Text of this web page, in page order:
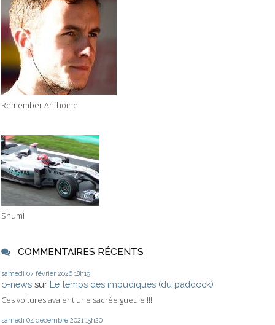
Remember Anthoine
Shumi
COMMENTAIRES RÉCENTS
samedi 07 février 2026 18h19
o-news sur Le temps des impudiques (du paddock)
Ces voitures avaient une sacrée gueule !!!
samedi 04 décembre 2021 15h20